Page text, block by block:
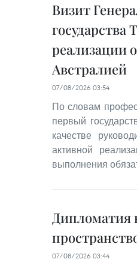
Визит
государства
реализации
Австралией
07/08/2026 03:54
По словам
первый
качестве
активной
выполнения
Дипломатия
07/08/2026 03:44